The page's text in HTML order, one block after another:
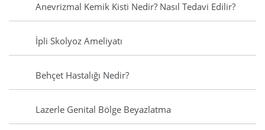
Anevrizmal Kemik Kisti Nedir? Nasıl Tedavi Edilir?
İpli Skolyoz Ameliyatı
Behçet Hastalığı Nedir?
Lazerle Genital Bölge Beyazlatma